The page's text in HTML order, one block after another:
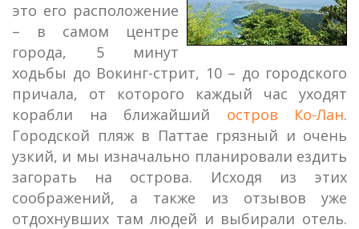
это его расположение
– в самом центре
города, 5 минут
ходьбы до Вокинг-стрит, 10 – до городского
причала, от которого каждый час уходят
корабли на ближайший остров Ко-Лан.
Городской пляж в Паттае грязный и очень
узкий, и мы изначально планировали ездить
загорать на острова. Исходя из этих
соображений, а также из отзывов уже
отдохнувших там людей и выбирали отель.